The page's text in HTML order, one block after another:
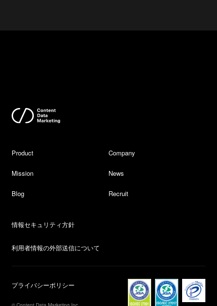
Product Company
Mission News
Blog Recruit
情報セキュリティ方針
利用者情報の外部送信について
プライバシーポリシー